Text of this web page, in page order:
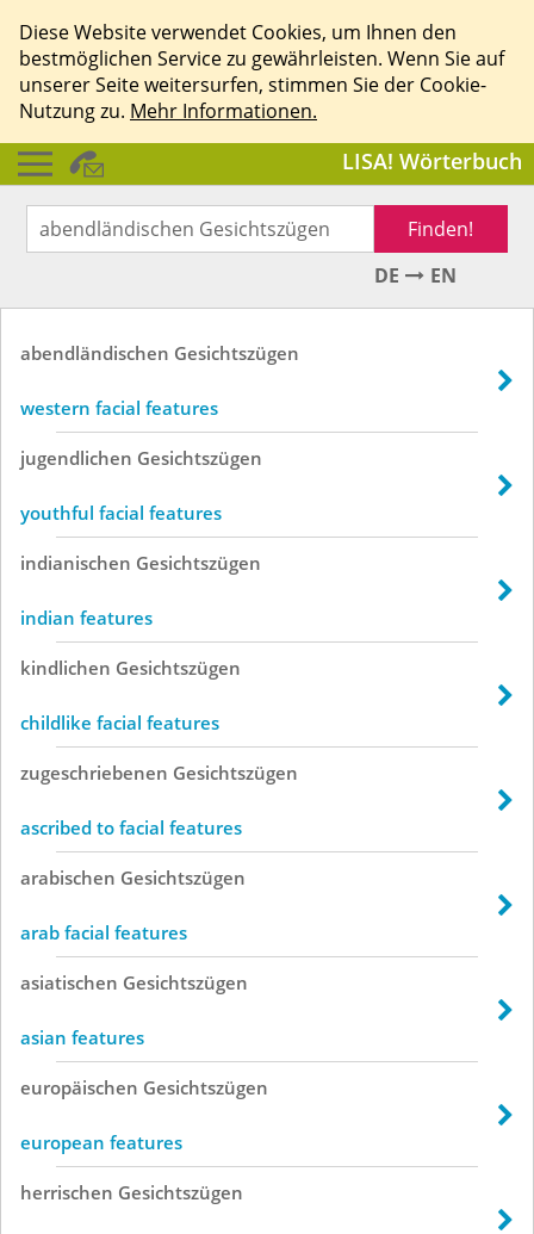
Diese Website verwendet Cookies, um Ihnen den
bestmöglichen Service zu gewährleisten. Wenn Sie auf
unserer Seite weitersurfen, stimmen Sie der Cookie-
Nutzung zu. Mehr Informationen.
LISA! Wörterbuch
Finden!
DE
EN
abendländischen Gesichtszügen
western facial features
jugendlichen Gesichtszügen
youthful facial features
indianischen Gesichtszügen
indian features
kindlichen Gesichtszügen
childlike facial features
zugeschriebenen Gesichtszügen
ascribed to facial features
arabischen Gesichtszügen
arab facial features
asiatischen Gesichtszügen
asian features
europäischen Gesichtszügen
european features
herrischen Gesichtszügen